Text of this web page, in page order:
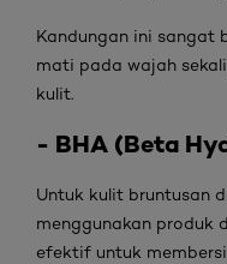
Kandungan ini sangat
mati pada wajah
kulit.
- BHA (Beta
Untuk kulit bruntusan
menggunakan produk
efektif untuk